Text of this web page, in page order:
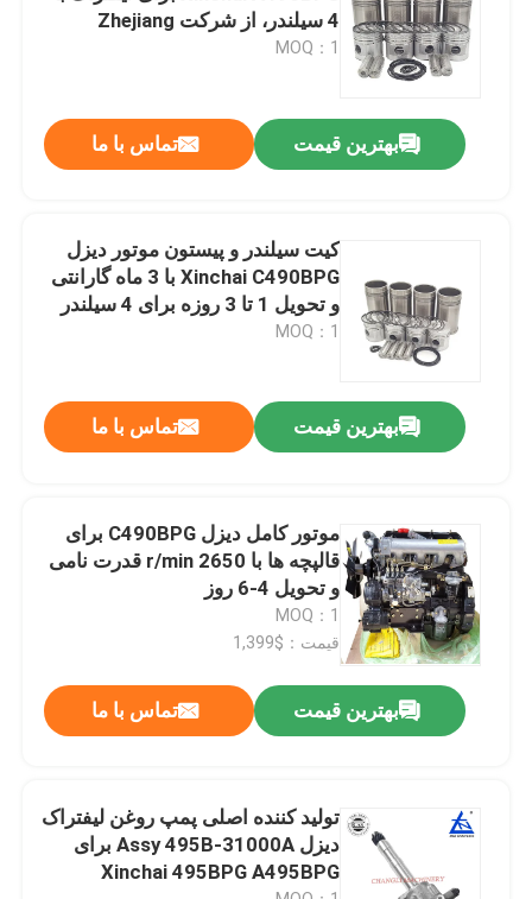
4 سیلندر، از شرکت Zhejiang
Xinchai Co., Ltd
MOQ：1
بهترین قیمت تماس با ما
کیت سیلندر و پیستون موتور دیزل
Xinchai C490BPG با 3 ماه گارانتی
و تحویل 1 تا 3 روزه برای 4 سیلندر
MOQ：1
بهترین قیمت تماس با ما
موتور کامل دیزل C490BPG برای
قالپچه ها با 2650 r/min قدرت نامی
و تحویل 4-6 روز
MOQ：1
قیمت：$1,399
بهترین قیمت تماس با ما
تولید کننده اصلی پمپ روغن لیفتراک
دیزل Assy 495B-31000A برای
Xinchai 495BPG A495BPG